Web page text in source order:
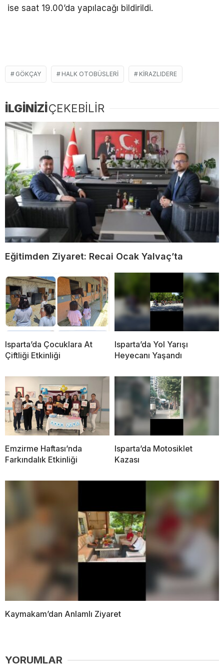
ise saat 19.00’da yapılacağı bildirildi.
GÖKÇAY HALK OTOBÜSLERİ KIRAZLIDERE
İLGİNİZİÇEKEBİLİR
Eğitimden Ziyaret: Recai Ocak Yalvaç’ta
Isparta’da Çocuklara At
Çiftliği Etkinliği
Isparta’da Yol Yarışı
Heyecanı Yaşandı
Emzirme Haftası’nda
Farkındalık Etkinliği
Isparta’da Motosiklet
Kazası
Kaymakam’dan Anlamlı Ziyaret
YORUMLAR